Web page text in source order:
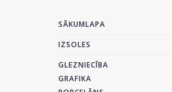
SĀKUMLAPA
IZSOLES
GLEZNIECĪBA
GRAFIKA